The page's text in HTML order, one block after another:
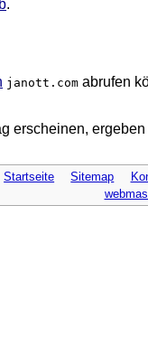
.
janott.com abrufen
erscheinen,
Startseite Sitemap